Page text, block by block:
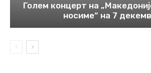
Голем концерт на
носиме“ на 7